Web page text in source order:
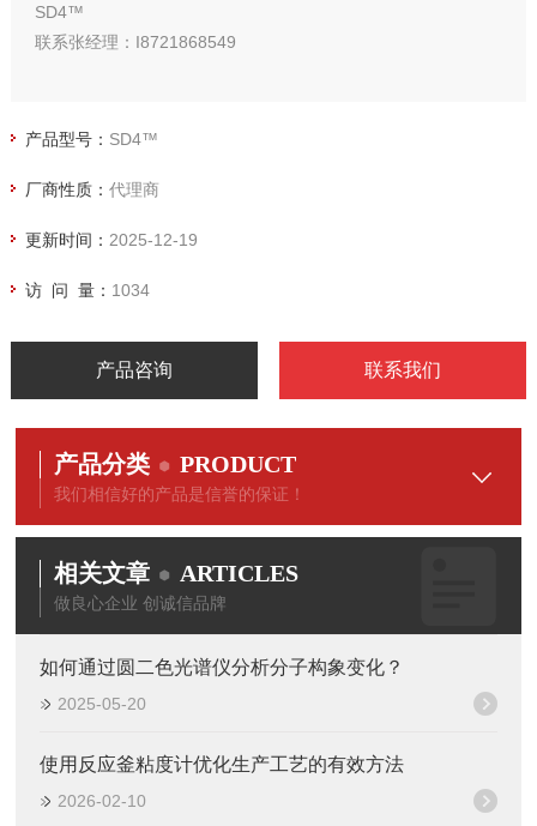
SD4™
联系张经理：I8721868549
产品型号： SD4™
厂商性质： 代理商
更新时间： 2025-12-19
访 问 量： 1034
产品咨询 联系我们
产品分类 PRODUCT
我们相信好的产品是信誉的保证！
相关文章 ARTICLES
做良心企业 创诚信品牌
如何通过圆二色光谱仪分析分子构象变化？
2025-05-20
使用反应釜粘度计优化生产工艺的有效方法
2026-02-10